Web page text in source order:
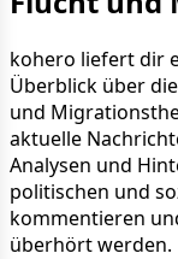
kohero liefert dir
Überblick über
und
aktuelle
Analysen und
politischen und
kommentieren
überhört werden.